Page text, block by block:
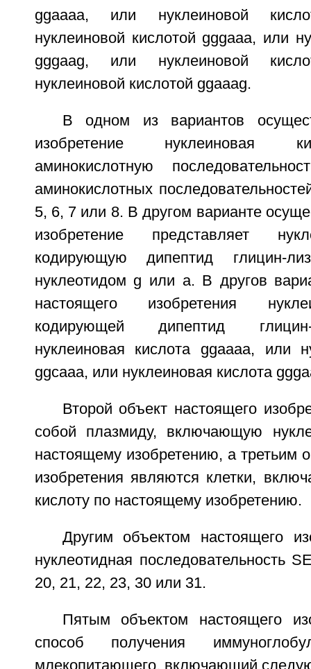
ggaaaa, или нуклеиновой
нуклеиновой кислотой gggaaa, или
gggaag, или нуклеиновой
нуклеиновой кислотой ggaaag.
В одном из вариантов
изобретение нуклеиновая
аминокислотную
аминокислотных
5, 6, 7 или 8. В другом варианте
изобретение представляет
кодирующую дипептид глицин-
нуклеотидом g или а. В другов
настоящего изобретения
кодирующей дипептид
нуклеиновая кислота ggaaaa, или
ggcaaa, или нуклеиновая кислота
Второй объект настоящего
собой плазмиду, включающую
настоящему изобретению, а третьим
изобретения являются клетки,
кислоту по настоящему изобретению.
Другим объектом настоящего
нуклеотидная последовательность
20, 21, 22, 23, 30 или 31.
Пятым объектом настоящего
способ получения
млекопитающего, включающий